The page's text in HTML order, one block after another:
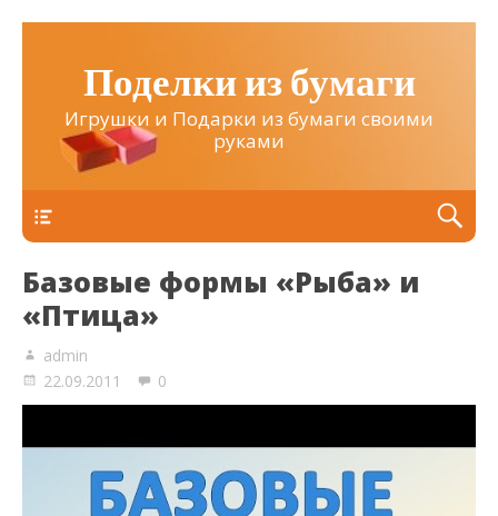
Поделки из бумаги
Игрушки и Подарки из бумаги своими
руками
Базовые формы «Рыба» и
«Птица»
admin
22.09.2011
0